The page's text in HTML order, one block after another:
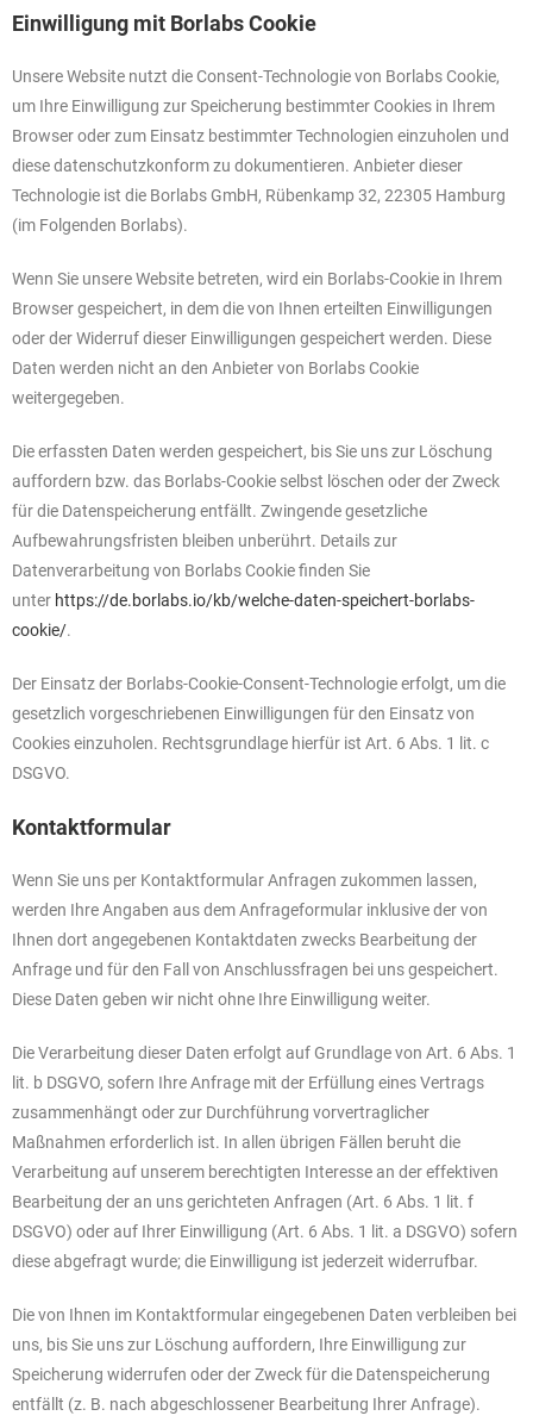
Einwilligung mit Borlabs Cookie
Unsere Website nutzt die Consent-Technologie von Borlabs Cookie,
um Ihre Einwilligung zur Speicherung bestimmter Cookies in Ihrem
Browser oder zum Einsatz bestimmter Technologien einzuholen und
diese datenschutzkonform zu dokumentieren. Anbieter dieser
Technologie ist die Borlabs GmbH, Rübenkamp 32, 22305 Hamburg
(im Folgenden Borlabs).
Wenn Sie unsere Website betreten, wird ein Borlabs-Cookie in Ihrem
Browser gespeichert, in dem die von Ihnen erteilten Einwilligungen
oder der Widerruf dieser Einwilligungen gespeichert werden. Diese
Daten werden nicht an den Anbieter von Borlabs Cookie
weitergegeben.
Die erfassten Daten werden gespeichert, bis Sie uns zur Löschung
auffordern bzw. das Borlabs-Cookie selbst löschen oder der Zweck
für die Datenspeicherung entfällt. Zwingende gesetzliche
Aufbewahrungsfristen bleiben unberührt. Details zur
Datenverarbeitung von Borlabs Cookie finden Sie
unter https://de.borlabs.io/kb/welche-daten-speichert-borlabs-
cookie/.
Der Einsatz der Borlabs-Cookie-Consent-Technologie erfolgt, um die
gesetzlich vorgeschriebenen Einwilligungen für den Einsatz von
Cookies einzuholen. Rechtsgrundlage hierfür ist Art. 6 Abs. 1 lit. c
DSGVO.
Kontaktformular
Wenn Sie uns per Kontaktformular Anfragen zukommen lassen,
werden Ihre Angaben aus dem Anfrageformular inklusive der von
Ihnen dort angegebenen Kontaktdaten zwecks Bearbeitung der
Anfrage und für den Fall von Anschlussfragen bei uns gespeichert.
Diese Daten geben wir nicht ohne Ihre Einwilligung weiter.
Die Verarbeitung dieser Daten erfolgt auf Grundlage von Art. 6 Abs. 1
lit. b DSGVO, sofern Ihre Anfrage mit der Erfüllung eines Vertrags
zusammenhängt oder zur Durchführung vorvertraglicher
Maßnahmen erforderlich ist. In allen übrigen Fällen beruht die
Verarbeitung auf unserem berechtigten Interesse an der effektiven
Bearbeitung der an uns gerichteten Anfragen (Art. 6 Abs. 1 lit. f
DSGVO) oder auf Ihrer Einwilligung (Art. 6 Abs. 1 lit. a DSGVO) sofern
diese abgefragt wurde; die Einwilligung ist jederzeit widerrufbar.
Die von Ihnen im Kontaktformular eingegebenen Daten verbleiben bei
uns, bis Sie uns zur Löschung auffordern, Ihre Einwilligung zur
Speicherung widerrufen oder der Zweck für die Datenspeicherung
entfällt (z. B. nach abgeschlossener Bearbeitung Ihrer Anfrage).